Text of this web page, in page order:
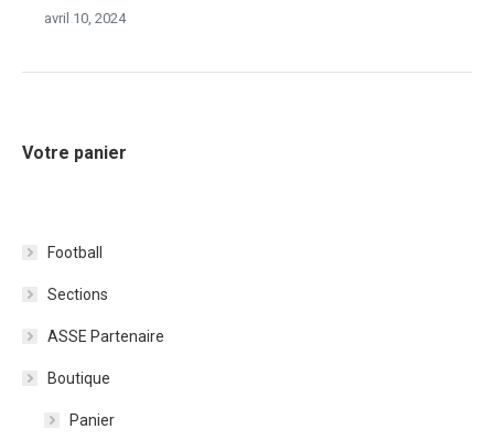
avril 10, 2024
Votre panier
Football
Sections
ASSE Partenaire
Boutique
Panier